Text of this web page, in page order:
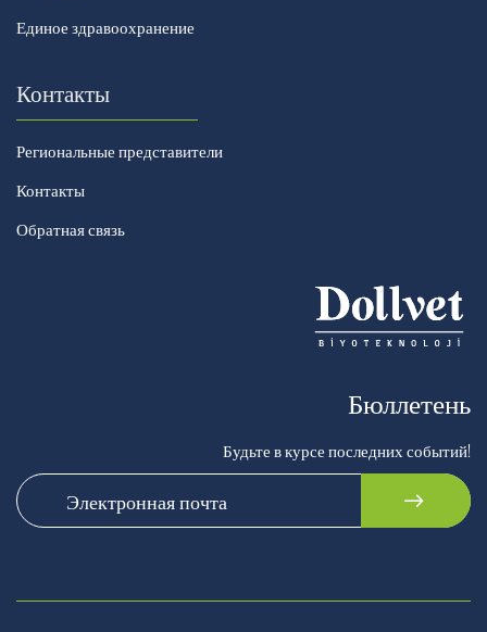
Единое здравоохранение
Контакты
Региональные представители
Контакты
Обратная связь
Бюллетень
Будьте в курсе последних событий!